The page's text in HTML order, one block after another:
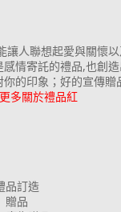
讓人聯想起愛與關懷
情寄託的禮品,也創
的印象；好的宣傳贈
更多關於禮品紅
品訂造
贈品